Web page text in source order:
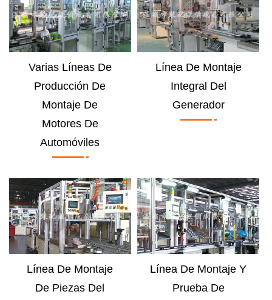
Varias Líneas De
Producción De
Montaje De
Motores De
Automóviles
Línea De Montaje
Integral Del
Generador
Línea De Montaje
De Piezas Del
Línea De Montaje Y
Prueba De